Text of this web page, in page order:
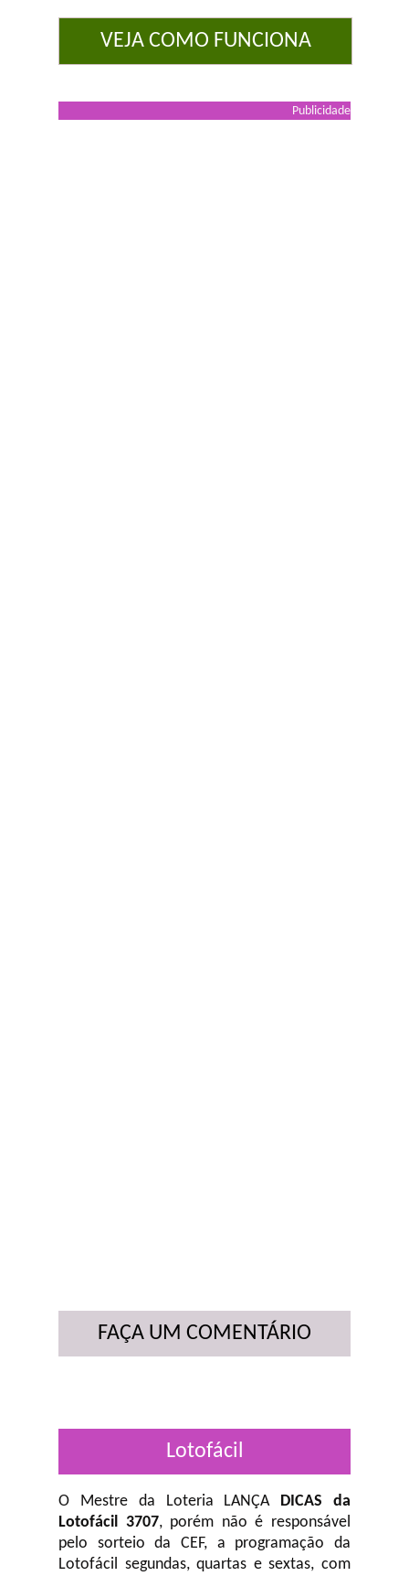
VEJA COMO FUNCIONA
Publicidade
FAÇA UM COMENTÁRIO
Lotofácil
O Mestre da Loteria LANÇA DICAS da
Lotofácil 3707, porém não é responsável
pelo sorteio da CEF, a programação da
Lotofácil segundas, quartas e sextas, com